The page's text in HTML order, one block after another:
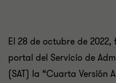
El 28 de octubre de
portal del Servicio de
(SAT) la “Cuarta Versión